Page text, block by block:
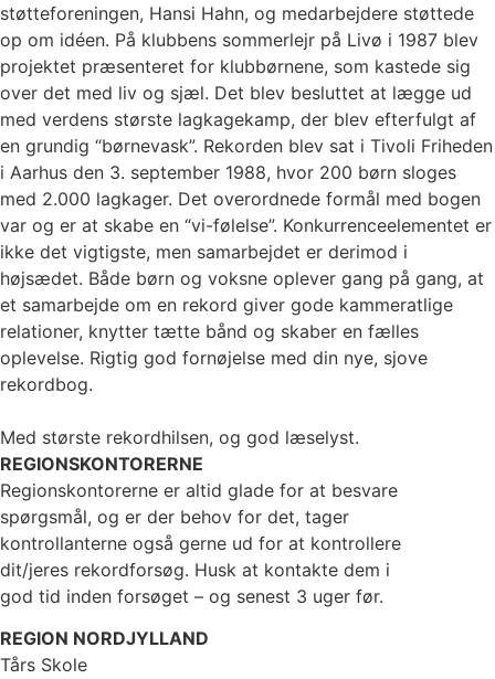
støtteforeningen, Hansi Hahn, og medarbejdere støttede
op om idéen. På klubbens sommerlejr på Livø i 1987 blev
projektet præsenteret for klubbørnene, som kastede sig
over det med liv og sjæl. Det blev besluttet at lægge ud
med verdens største lagkagekamp, der blev efterfulgt af
en grundig “børnevask”. Rekorden blev sat i Tivoli Friheden
i Aarhus den 3. september 1988, hvor 200 børn sloges
med 2.000 lagkager. Det overordnede formål med bogen
var og er at skabe en “vi-følelse”. Konkurrenceelementet er
ikke det vigtigste, men samarbejdet er derimod i
højsædet. Både børn og voksne oplever gang på gang, at
et samarbejde om en rekord giver gode kammeratlige
relationer, knytter tætte bånd og skaber en fælles
oplevelse. Rigtig god fornøjelse med din nye, sjove
rekordbog.
Med største rekordhilsen, og god læselyst.
REGIONSKONTORERNE
Regionskontorerne er altid glade for at besvare
spørgsmål, og er der behov for det, tager
kontrollanterne også gerne ud for at kontrollere
dit/jeres rekordforsøg. Husk at kontakte dem i
god tid inden forsøget – og senest 3 uger før.
REGION NORDJYLLAND
Tårs Skole